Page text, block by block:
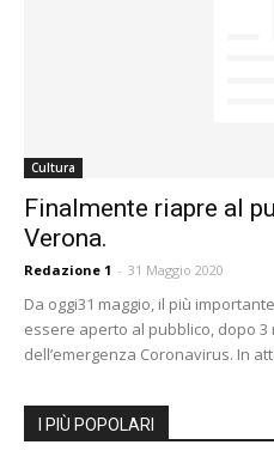
Cultura
Finalmente riapre al
Verona.
Redazione 1 - 31 Maggio 2020
Da oggi31 maggio, il più
essere aperto al pubblico, dopo 3
dell’emergenza Coronavirus. In
I PIÙ POPOLARI